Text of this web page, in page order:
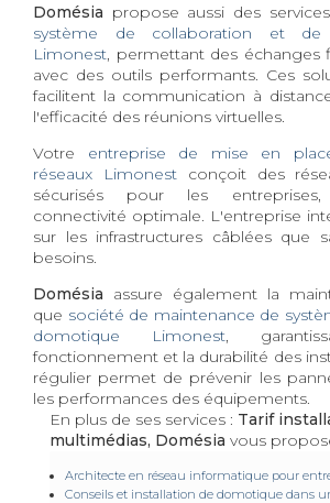
Domésia propose aussi des
système de collaboration et de
Limonest , permettant des échanges
avec des outils performants. Ces
facilitent la communication à
l'efficacité des réunions virtuelles.
Votre entreprise de mise en
réseaux Limonest conçoit des
sécurisés pour les
connectivité optimale. L'entreprise
sur les infrastructures câblées que
besoins.
Domésia assure également la
que société de maintenance de
domotique Limonest ,
fonctionnement et la durabilité des
régulier permet de prévenir les
les performances des équipements.
En plus de ses services : Tarif
multimédias, Domésia vous
Architecte en réseau informatique pour
Conseils et installation de domotique dans